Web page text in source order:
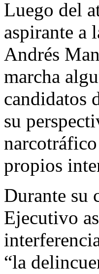
Luego del
aspirante a
Andrés
marcha
candidatos
su
narcotráfico
propios
Durante su
Ejecutivo
“la